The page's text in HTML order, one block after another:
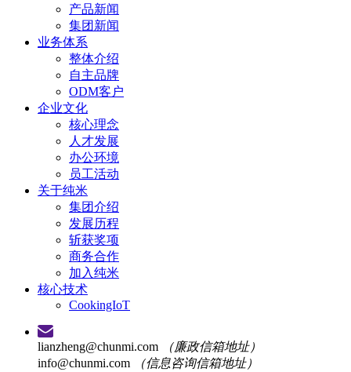
产品新闻
集团新闻
业务体系
整体介绍
自主品牌
ODM客户
企业文化
核心理念
人才发展
办公环境
员工活动
关于纯米
集团介绍
发展历程
斩获奖项
商务合作
加入纯米
核心技术
CookingIoT
lianzheng@chunmi.com
（廉政信箱地址）
info@chunmi.com
（信息咨询信箱地址）